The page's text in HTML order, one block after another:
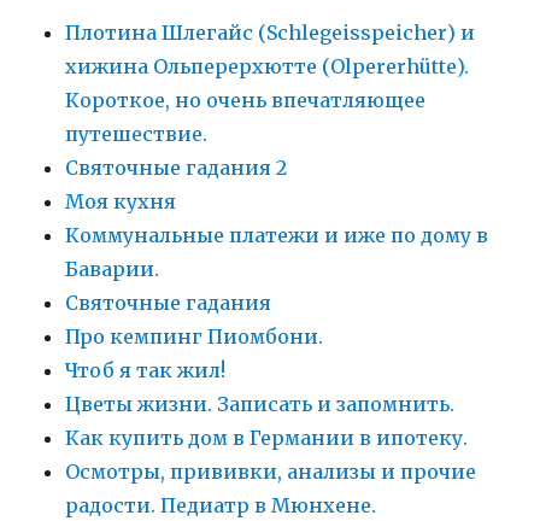
Плотина Шлегайс (Schlegeisspeicher) и
хижина Ольперерхютте (Olpererhütte).
Короткое, но очень впечатляющее
путешествие.
Святочные гадания 2
Моя кухня
Коммунальные платежи и иже по дому в
Баварии.
Святочные гадания
Про кемпинг Пиомбони.
Чтоб я так жил!
Цветы жизни. Записать и запомнить.
Как купить дом в Германии в ипотеку.
Осмотры, прививки, анализы и прочие
радости. Педиатр в Мюнхене.